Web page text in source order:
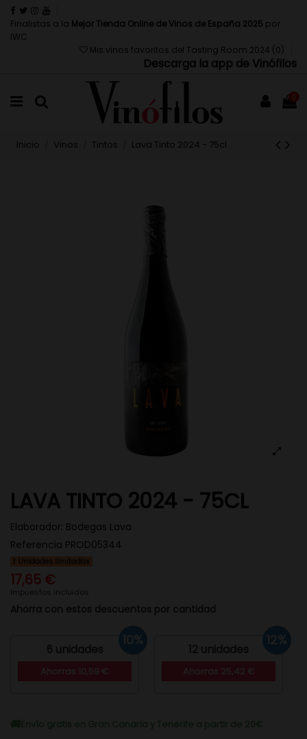
Finalistas a la Mejor Tienda Online de Vinos de España 2025 por
IWC
Mis vinos favoritos del Tasting Room 2024 (0 )
Descarga la app de Vinófilos
0
Inicio Vinos Tintos Lava Tinto 2024 - 75cl
LAVA TINTO 2024 - 75CL
Elaborador: Bodegas Lava
Referencia PROD05344
Unidades limitadas
17,65 €
Impuestos incluidos
Ahorra con estos descuentos por cantidad
6 unidades
10%
12 unidades
12%